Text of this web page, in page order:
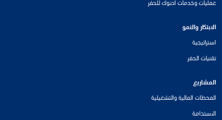
عمليات وخدمات أدنوك للحفر
الابتكار والنمو
استراتيجية
تقنيات الحفر
المشاريع
المحطات المالية والتشغيلية
الاستدامة